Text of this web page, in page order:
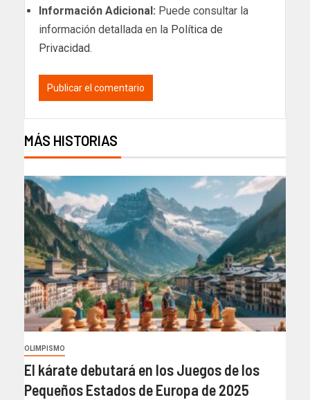
Información Adicional: Puede consultar la
información detallada en la Política de
Privacidad.
MÁS HISTORIAS
OLIMPISMO
El kárate debutará en los Juegos de los
Pequeños Estados de Europa de 2025